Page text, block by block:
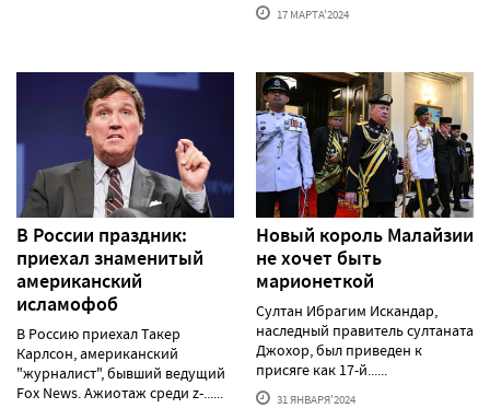
17 МАРТА'2024
В России праздник:
приехал знаменитый
американский
исламофоб
В Россию приехал Такер
Карлсон, американский
"журналист", бывший ведущий
Fox News. Ажиотаж среди z-......
Новый король Малайзии
не хочет быть
марионеткой
Султан Ибрагим Искандар,
наследный правитель султаната
Джохор, был приведен к
присяге как 17-й......
31 ЯНВАРЯ'2024